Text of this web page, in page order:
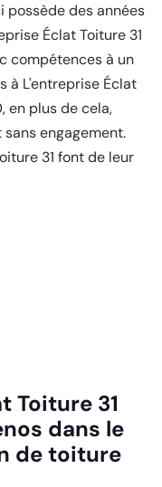
possède des années
Éclat Toiture 31
compétences à un
à L'entreprise Éclat
en plus de cela,
engagement.
31 font de leur
Toiture 31
dans le
de toiture